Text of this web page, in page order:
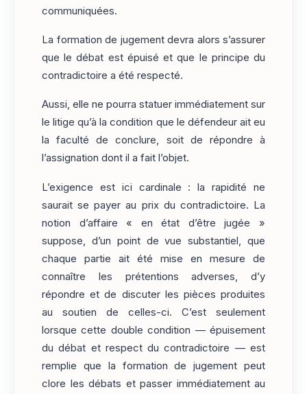
communiquées.
La formation de jugement devra alors s’assurer
que le débat est épuisé et que le principe du
contradictoire a été respecté.
Aussi, elle ne pourra statuer immédiatement sur
le litige qu’à la condition que le défendeur ait eu
la faculté de conclure, soit de répondre à
l’assignation dont il a fait l’objet.
L’exigence est ici cardinale : la rapidité ne
saurait se payer au prix du contradictoire. La
notion d’affaire « en état d’être jugée »
suppose, d’un point de vue substantiel, que
chaque partie ait été mise en mesure de
connaître les prétentions adverses, d’y
répondre et de discuter les pièces produites
au soutien de celles-ci. C’est seulement
lorsque cette double condition — épuisement
du débat et respect du contradictoire — est
remplie que la formation de jugement peut
clore les débats et passer immédiatement au